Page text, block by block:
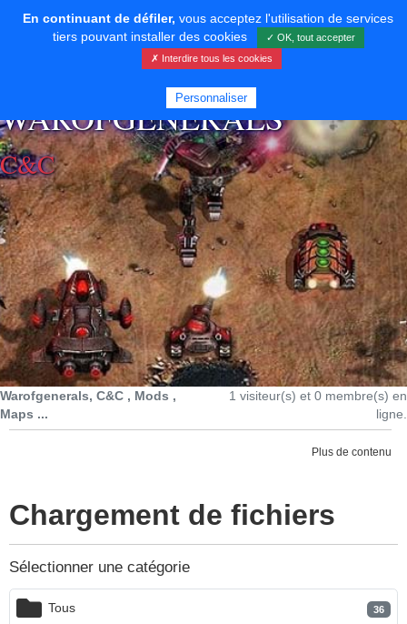
⚡ SOUTENIR LE DÉVELOPPEMENT
WAROFGENERALS
C&C
Warofgenerals, C&C , Mods ,
Maps ...
1 visiteur(s) et 0 membre(s) en
ligne.
Plus de contenu
Chargement de fichiers
Sélectionner une catégorie
Tous 36
En continuant de défiler, vous acceptez l'utilisation de services
tiers pouvant installer des cookies
✓ OK, tout accepter
✗ Interdire tous les cookies
Personnaliser